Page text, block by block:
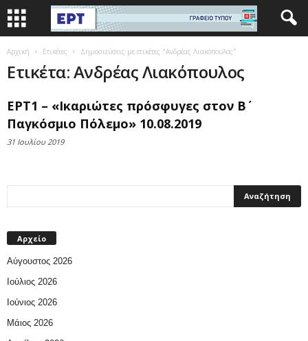
Αρχική Ετικέτες Δημοσιεύσεις με ετικέτες "Ανδρέας Λιακόπουλος"
Ετικέτα: Ανδρέας Λιακόπουλος
ΕΡΤ1 – «Ικαριώτες πρόσφυγες στον Β΄
Παγκόσμιο Πόλεμο» 10.08.2019
31 Ιουλίου 2019
Αρχείο
Αύγουστος 2026
Ιούλιος 2026
Ιούνιος 2026
Μάιος 2026